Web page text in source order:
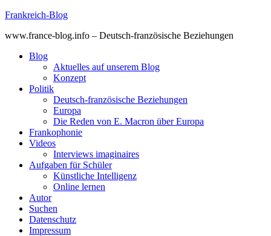
Skip
content
Frankreich-Blog
www.france-blog.info – Deutsch-französische Beziehungen
Blog
Aktuelles auf unserem Blog
Konzept
Politik
Deutsch-französische Beziehungen
Europa
Die Reden von E. Macron über Europa
Frankophonie
Videos
Interviews imaginaires
Aufgaben für Schüler
Künstliche Intelligenz
Online lernen
Autor
Suchen
Datenschutz
Impressum